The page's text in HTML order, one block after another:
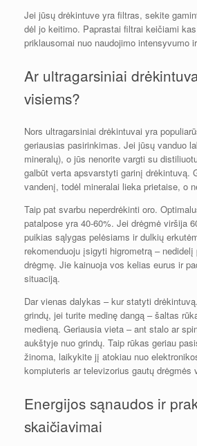
Jei jūsų drėkintuve yra filtras, sekite
dėl jo keitimo. Paprastai filtrai keičiami
priklausomai nuo naudojimo intensyvumo
Ar ultragarsiniai
visiems?
Nors ultragarsiniai drėkintuvai yra
geriausias pasirinkimas. Jei jūsų vanduo
mineralų), o jūs nenorite vargti su
galbūt verta apsvarstyti garinį drėkintuvą.
vandenį, todėl mineralai lieka prietaise, o
Taip pat svarbu neperdrėkinti oro.
patalpose yra 40-60%. Jei drėgmė viršija
puikias sąlygas pelėsiams ir dulkių
rekomenduoju įsigyti higrometrą –
drėgmę. Jie kainuoja vos kelias eurus ir
situaciją.
Dar vienas dalykas – kur statyti
grindų, jei turite medinę dangą – šaltas
medieną. Geriausia vieta – ant stalo ar
aukštyje nuo grindų. Taip rūkas geriau
žinoma, laikykite jį atokiau nuo
kompiuteris ar televizorius gautų drėgmės
Energijos sąnaudos ir
skaičiavimai